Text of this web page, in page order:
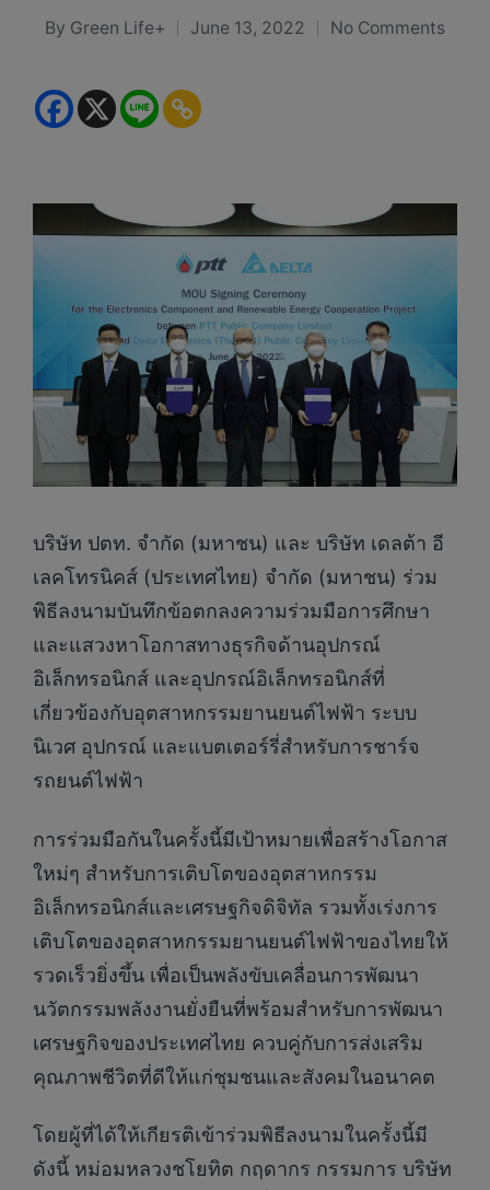
Posted
By Green Life+ June 13, 2022 No Comments
บริษัท ปตท. จำกัด (มหาชน) และ บริษัท เดลต้า อี
เลคโทรนิคส์ (ประเทศไทย) จำกัด (มหาชน) ร่วม
พิธีลงนามบันทึกข้อตกลงความร่วมมือการศึกษา
และแสวงหาโอกาสทางธุรกิจด้านอุปกรณ์
อิเล็กทรอนิกส์ และอุปกรณ์อิเล็กทรอนิกส์ที่
เกี่ยวข้องกับอุตสาหกรรมยานยนต์ไฟฟ้า ระบบ
นิเวศ อุปกรณ์ และแบตเตอร์รี่สำหรับการชาร์จ
รถยนต์ไฟฟ้า
การร่วมมือกันในครั้งนี้มีเป้าหมายเพื่อสร้างโอกาส
ใหม่ๆ สำหรับการเติบโตของอุตสาหกรรม
อิเล็กทรอนิกส์และเศรษฐกิจดิจิทัล รวมทั้งเร่งการ
เติบโตของอุตสาหกรรมยานยนต์ไฟฟ้าของไทยให้
รวดเร็วยิ่งขึ้น เพื่อเป็นพลังขับเคลื่อนการพัฒนา
นวัตกรรมพลังงานยั่งยืนที่พร้อมสำหรับการพัฒนา
เศรษฐกิจของประเทศไทย ควบคู่กับการส่งเสริม
คุณภาพชีวิตที่ดีให้แก่ชุมชนและสังคมในอนาคต
โดยผู้ที่ได้ให้เกียรติเข้าร่วมพิธีลงนามในครั้งนี้มี
ดังนี้ หม่อมหลวงชโยทิต กฤดากร กรรมการ บริษัท